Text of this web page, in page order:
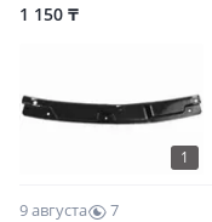
1 150 ₸
1
9 августа
7